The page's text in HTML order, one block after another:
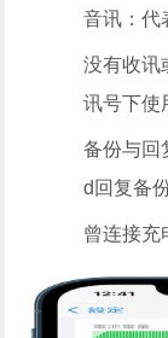
音讯：代
没有收讯
讯号下使
备份与回
d回复备
曾连接充